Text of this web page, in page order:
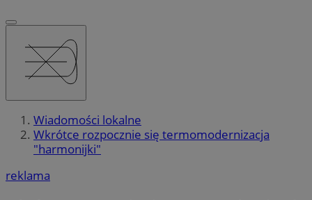
Wiadomości lokalne
Wkrótce rozpocznie się termomodernizacja
"harmonijki"
reklama